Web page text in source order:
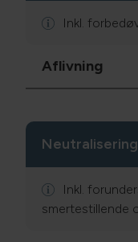
Inkl.
Aflivning
Inkl.
smertestillende